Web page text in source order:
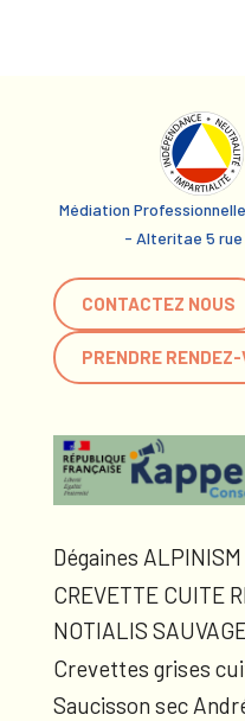
Médiation
- Alteritae 5 rue
CONTACTEZ NOUS
PRENDRE RENDEZ-
Dégaines
CREVETTE CUITE
NOTIALIS
Crevettes grises
Saucisson sec